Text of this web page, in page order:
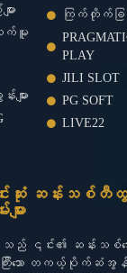
ား
က်မူ
များ
ကြက်တိုက်ခြ
PLAY
JILI SLOT
PG SOFT
LIVE22
င်းဆုံး ဆန်းသစ်တီထွ
ျား
သည် ၎င်း၏ ဆန်းသစ်သော
ြီးသော တကယ့်ပိုက်ဆံအွ